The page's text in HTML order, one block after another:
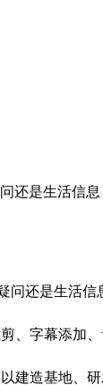
问还是生活信
问还是生活
、字幕添加
建造基地、